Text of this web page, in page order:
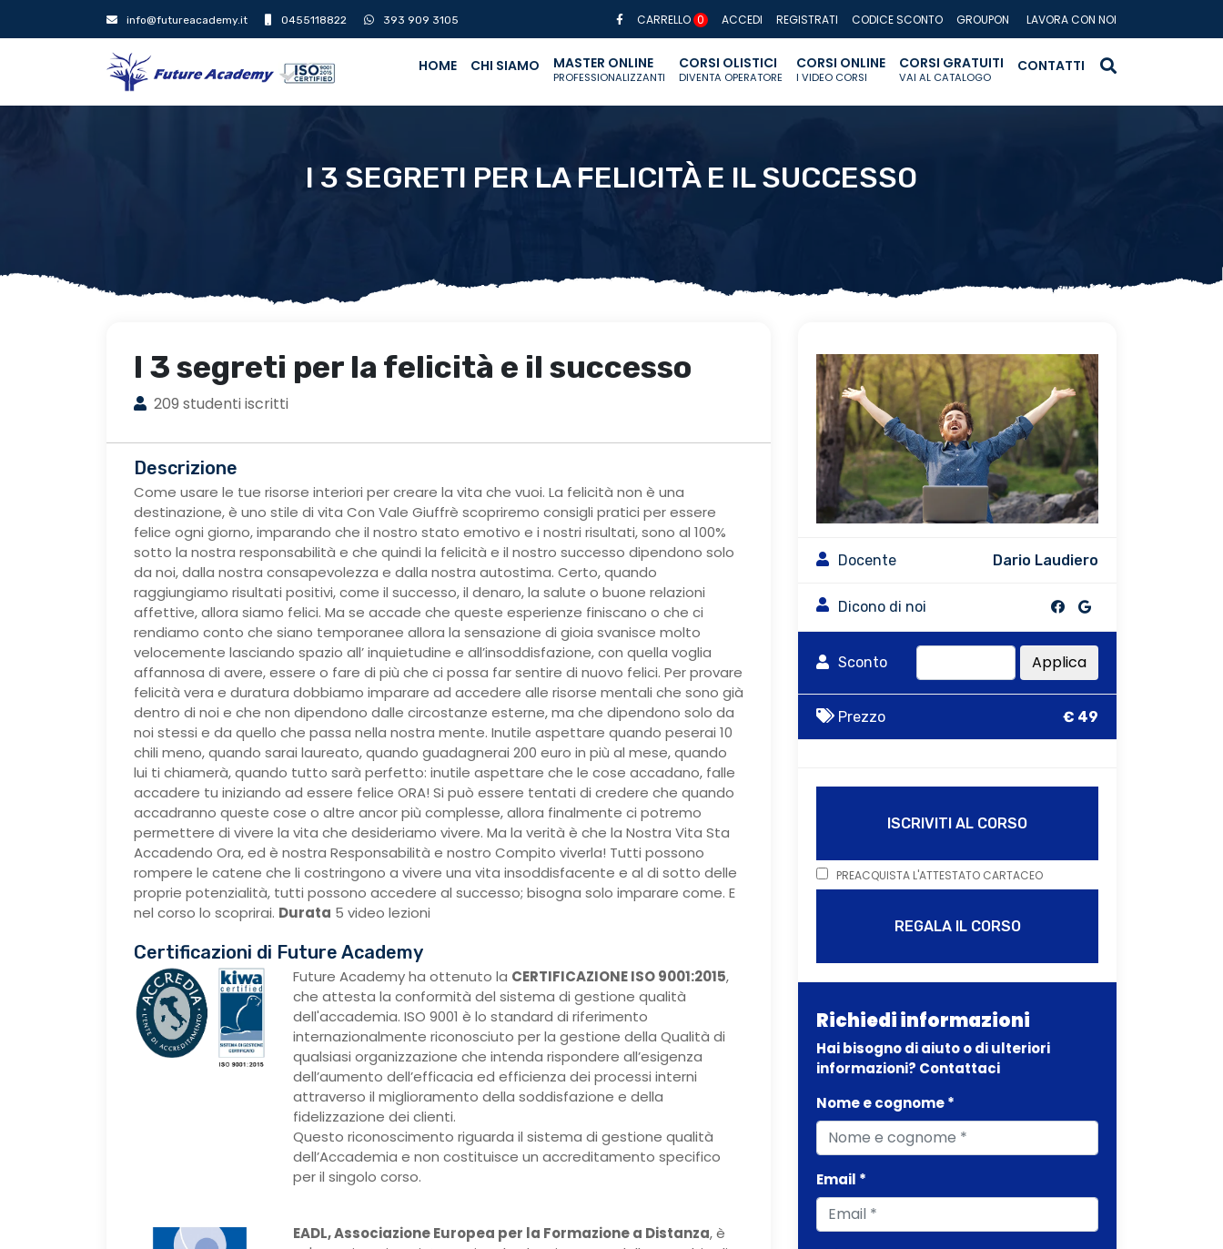
info@futureacademy.it 0455118822 393 909 3105 CARRELLO 0 ACCEDI REGISTRATI CODICE SCONTO GROUPON LAVORA CON NOI
HOME CHI SIAMO MASTER ONLINE
PROFESSIONALIZZANTI
CORSI OLISTICI
DIVENTA OPERATORE
CORSI ONLINE
I VIDEO CORSI
CORSI GRATUITI
VAI AL CATALOGO
CONTATTI
I 3 SEGRETI PER LA FELICITÀ E IL SUCCESSO
I 3 segreti per la felicità e il successo
209 studenti iscritti
Descrizione
Come usare le tue risorse interiori per creare la vita che vuoi. La felicità non è una
destinazione, è uno stile di vita Con Vale Giuffrè scopriremo consigli pratici per essere
felice ogni giorno, imparando che il nostro stato emotivo e i nostri risultati, sono al 100%
sotto la nostra responsabilità e che quindi la felicità e il nostro successo dipendono solo
da noi, dalla nostra consapevolezza e dalla nostra autostima. Certo, quando
raggiungiamo risultati positivi, come il successo, il denaro, la salute o buone relazioni
affettive, allora siamo felici. Ma se accade che queste esperienze finiscano o che ci
rendiamo conto che siano temporanee allora la sensazione di gioia svanisce molto
velocemente lasciando spazio all’ inquietudine e all’insoddisfazione, con quella voglia
affannosa di avere, essere o fare di più che ci possa far sentire di nuovo felici. Per provare
felicità vera e duratura dobbiamo imparare ad accedere alle risorse mentali che sono già
dentro di noi e che non dipendono dalle circostanze esterne, ma che dipendono solo da
noi stessi e da quello che passa nella nostra mente. Inutile aspettare quando peserai 10
chili meno, quando sarai laureato, quando guadagnerai 200 euro in più al mese, quando
lui ti chiamerà, quando tutto sarà perfetto: inutile aspettare che le cose accadano, falle
accadere tu iniziando ad essere felice ORA! Si può essere tentati di credere che quando
accadranno queste cose o altre ancor più complesse, allora finalmente ci potremo
permettere di vivere la vita che desideriamo vivere. Ma la verità è che la Nostra Vita Sta
Accadendo Ora, ed è nostra Responsabilità e nostro Compito viverla! Tutti possono
rompere le catene che li costringono a vivere una vita insoddisfacente e al di sotto delle
proprie potenzialità, tutti possono accedere al successo; bisogna solo imparare come. E
nel corso lo scoprirai. Durata 5 video lezioni
Certificazioni di Future Academy
Future Academy ha ottenuto la CERTIFICAZIONE ISO 9001:2015,
che attesta la conformità del sistema di gestione qualità
dell'accademia. ISO 9001 è lo standard di riferimento
internazionalmente riconosciuto per la gestione della Qualità di
qualsiasi organizzazione che intenda rispondere all’esigenza
dell’aumento dell’efficacia ed efficienza dei processi interni
attraverso il miglioramento della soddisfazione e della
fidelizzazione dei clienti.
Questo riconoscimento riguarda il sistema di gestione qualità
dell’Accademia e non costituisce un accreditamento specifico
per il singolo corso.
EADL, Associazione Europea per la Formazione a Distanza, è
Docente Dario Laudiero
Dicono di noi
Sconto Applica
Prezzo € 49
ISCRIVITI AL CORSO
PREACQUISTA L'ATTESTATO CARTACEO
REGALA IL CORSO
Richiedi informazioni
Hai bisogno di aiuto o di ulteriori
informazioni? Contattaci
Nome e cognome *
Email *